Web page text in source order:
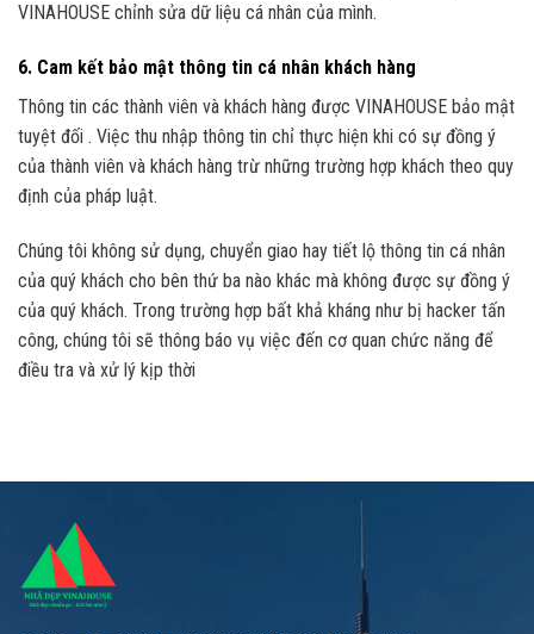
VINAHOUSE chỉnh sửa dữ liệu cá nhân của mình.
6. Cam kết bảo mật thông tin cá nhân khách hàng
Thông tin các thành viên và khách hàng được VINAHOUSE bảo mật
tuyệt đối . Việc thu nhập thông tin chỉ thực hiện khi có sự đồng ý
của thành viên và khách hàng trừ những trường hợp khách theo quy
định của pháp luật.
Chúng tôi không sử dụng, chuyển giao hay tiết lộ thông tin cá nhân
của quý khách cho bên thứ ba nào khác mà không được sự đồng ý
của quý khách. Trong trường hợp bất khả kháng như bị hacker tấn
công, chúng tôi sẽ thông báo vụ việc đến cơ quan chức năng để
điều tra và xử lý kịp thời